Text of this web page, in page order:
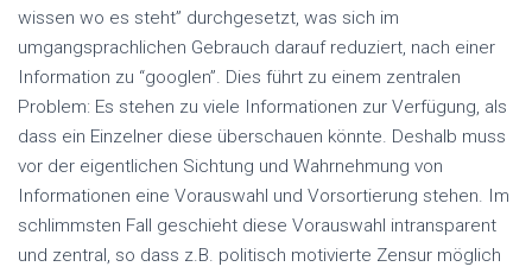
wissen wo es steht” durchgesetzt, was sich im
umgangsprachlichen Gebrauch darauf reduziert, nach einer
Information zu “googlen”. Dies führt zu einem zentralen
Problem: Es stehen zu viele Informationen zur Verfügung, als
dass ein Einzelner diese überschauen könnte. Deshalb muss
vor der eigentlichen Sichtung und Wahrnehmung von
Informationen eine Vorauswahl und Vorsortierung stehen. Im
schlimmsten Fall geschieht diese Vorauswahl intransparent
und zentral, so dass z.B. politisch motivierte Zensur möglich